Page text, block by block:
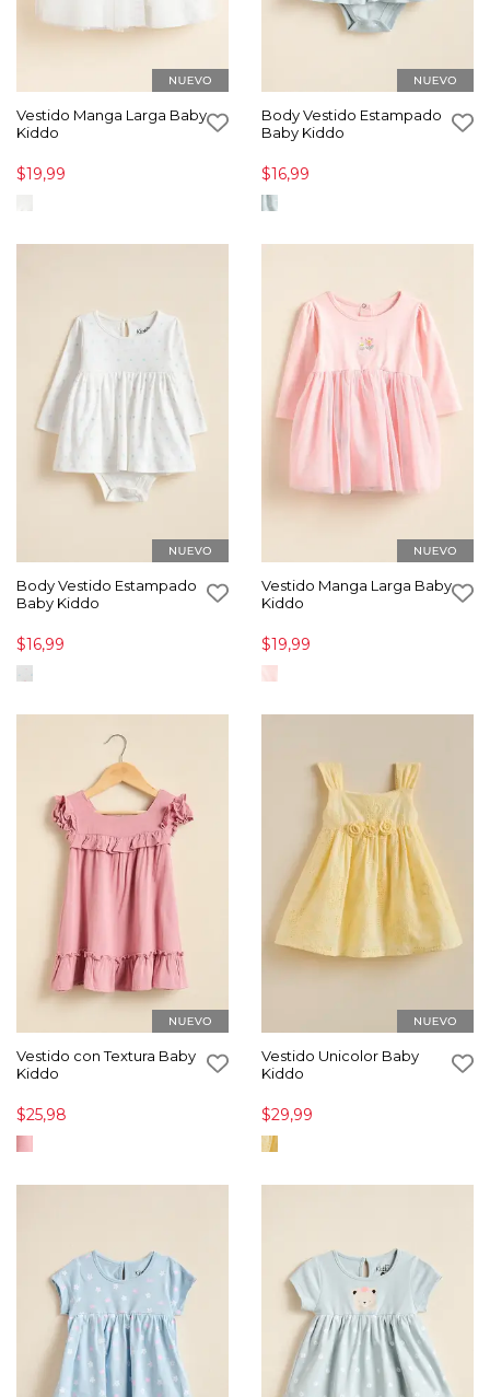
Vestido Manga Larga Baby
Kiddo
$19,99
Body Vestido Estampado
Baby Kiddo
$16,99
Body Vestido Estampado
Baby Kiddo
$16,99
Vestido Manga Larga Baby
Kiddo
$19,99
Vestido con Textura Baby
Kiddo
$25,98
Vestido Unicolor Baby
Kiddo
$29,99